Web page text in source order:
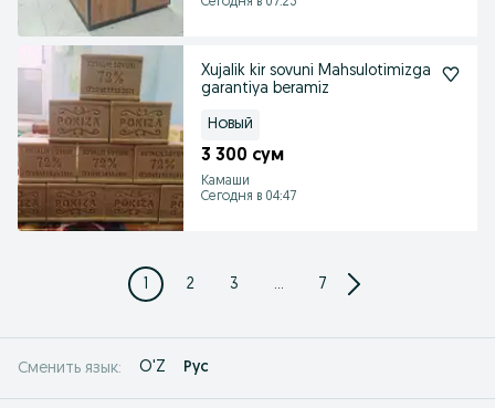
Xujalik kir sovuni Mahsulotimizga
garantiya beramiz
Новый
3 300 сум
Камаши
Сегодня в 04:47
1 2 3 ... 7
Сменить язык: O'Z Рус